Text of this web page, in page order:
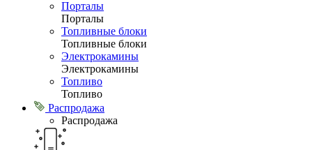
Порталы
Порталы
Топливные блоки
Топливные блоки
Электрокамины
Электрокамины
Топливо
Топливо
Распродажа
Распродажа